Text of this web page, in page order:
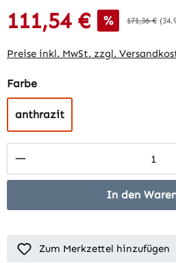
Verkaufspreis:
111,54 € % Regulärer
171,36 €
Preise inkl. MwSt. zzgl.
Farbeauswählen
anthrazit
Produkt Anzahl: Gib
In den
Zum Merkzettel hinzufügen